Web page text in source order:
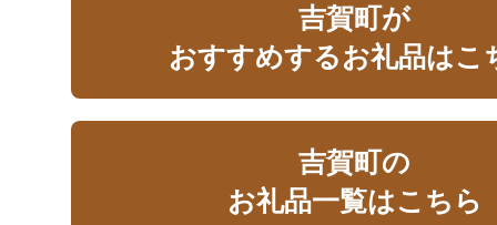
吉賀町が
おすすめするお礼品はこ
吉賀町の
お礼品一覧はこちら